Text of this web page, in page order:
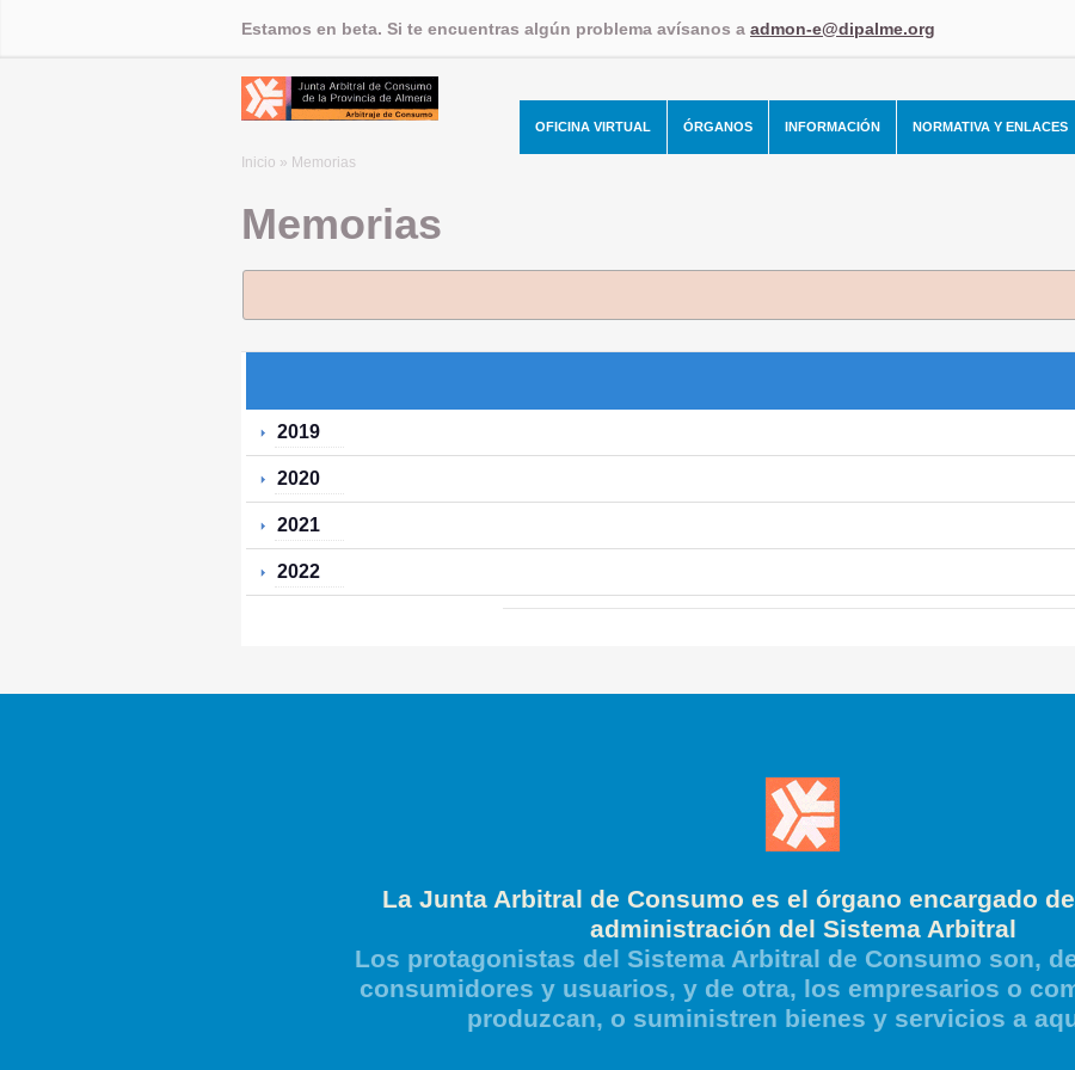
Estamos en beta. Si te encuentras algún problema avísanos a admon-e@dipalme.org
OFICINA VIRTUAL ÓRGANOS INFORMACIÓN NORMATIVA Y ENLACES
Inicio » Memorias
Memorias
2019
2020
2021
2022
La Junta Arbitral de Consumo es el órgano encargado
administración del Sistema Arbitral
Los protagonistas del Sistema Arbitral de Consumo son,
consumidores y usuarios, y de otra, los empresarios o
produzcan, o suministren bienes y servicios a